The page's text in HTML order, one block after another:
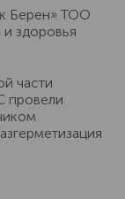
Берен» ТОО
здоровья
части
провели